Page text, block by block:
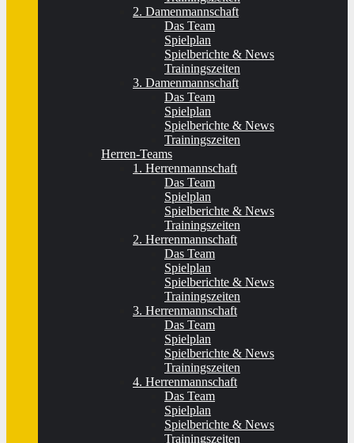
2. Damenmannschaft
Das Team
Spielplan
Spielberichte & News
Trainingszeiten
3. Damenmannschaft
Das Team
Spielplan
Spielberichte & News
Trainingszeiten
Herren-Teams
1. Herrenmannschaft
Das Team
Spielplan
Spielberichte & News
Trainingszeiten
2. Herrenmannschaft
Das Team
Spielplan
Spielberichte & News
Trainingszeiten
3. Herrenmannschaft
Das Team
Spielplan
Spielberichte & News
Trainingszeiten
4. Herrenmannschaft
Das Team
Spielplan
Spielberichte & News
Trainingszeiten